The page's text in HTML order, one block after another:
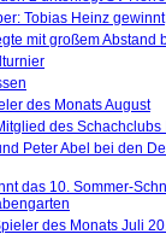
Tobias Heinz gewinnt
mit großem
des Monats August
des
Peter Abel bei den
das 10. Sommer-
des Monats Juli